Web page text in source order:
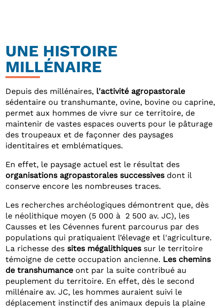
UNE HISTOIRE
MILLÉNAIRE
Depuis des millénaires, l'activité agropastorale
sédentaire ou transhumante, ovine, bovine ou caprine,
permet aux hommes de vivre sur ce territoire, de
maintenir de vastes espaces ouverts pour le pâturage
des troupeaux et de façonner des paysages
identitaires et emblématiques.
En effet, le paysage actuel est le résultat des
organisations agropastorales successivesdont il
conserve encore les nombreuses traces.
Les recherches archéologiques démontrent que, dès
le néolithique moyen (5 000 à 2 500 av. JC), les
Causses et les Cévennes furent parcourus par des
populations qui pratiquaient l’élevage et l'agriculture.
La richesse dessites mégalithiquessur le territoire
témoigne de cette occupation ancienne. Les chemins
de transhumance ont par la suite contribué au
peuplement du territoire. En effet, dès le second
millénaire av. JC, les hommes auraient suivi le
déplacement instinctif des animaux depuis la plaine